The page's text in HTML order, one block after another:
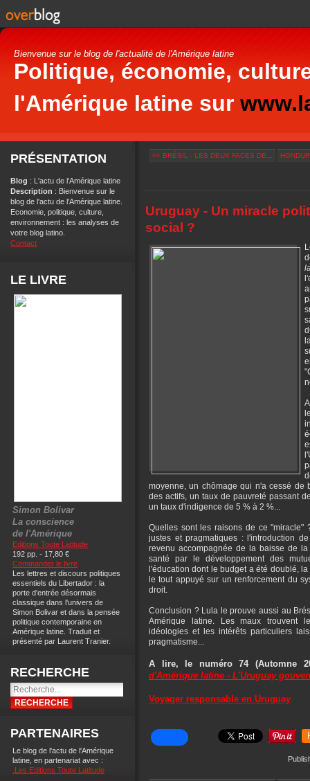
Bienvenue sur le blog de l'actualité de l'Amérique latine
Politique, économie,
l'Amérique latine sur
PRÉSENTATION
Blog : L'actu de l'Amérique latine
Description : Bienvenue sur le
blog de l'actu de l'Amérique latine.
Economie, politique, culture,
environnement : les analyses de
votre blog latino.
Contact
LE LIVRE
Simon Bolivar
La conscience
de l'Amérique
Editions Toute Latitude
192 pp. - 17,80 €
Commander le livre
Les lettres et discours politiques
essentiels du Libertador : la
porte d'entrée désormais
classique dans l'univers de
Simon Bolivar et dans la pensée
politique contemporaine en
Amérique latine. Traduit et
présenté par Laurent Tranier.
RECHERCHE
PARTENAIRES
Le blog de l'actu de l'Amérique
latine, en partenariat avec :
.Les Editions Toute Latitude
<< BRÉSIL - LES DEUX FACES DE...
Uruguay - Un miracle
social ?
moyenne, un chômage qui n'a cessé de
des actifs, un taux de pauvreté passant
un taux d'indigence de 5 % à 2 %...
Quelles sont les raisons de ce
justes et pragmatiques : l'introduction
revenu accompagnée de la baisse de
santé par le développement des
l'éducation dont le budget a été doublé,
le tout appuyé sur un renforcement du
droit.
Conclusion ? Lula le prouve aussi au
Amérique latine. Les maux trouvent
idéologies et les intérêts particuliers
pragmatisme...
A lire, le numéro 74 (Automne
d'Amérique latine - L'Uruguay
Voyager responsable en Uruguay